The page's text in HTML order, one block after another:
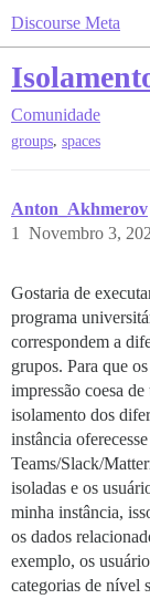
Discourse Meta
Comunidade
groups, spaces
Anton_Akhmerov
Novembro 3,
1
Gostaria de
programa
correspondem a
grupos. Para que
impressão coesa
isolamento dos
instância
Teams/Slack/
isoladas e os
minha instância,
os dados
exemplo, os
categorias de nível